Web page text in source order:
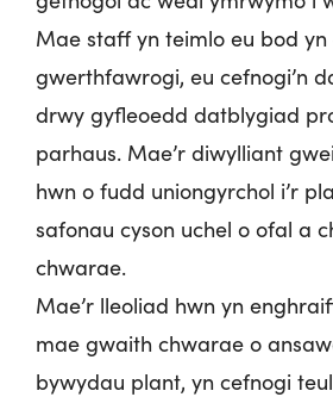
Mae staff yn teimlo eu bod yn
gwerthfawrogi, eu cefnogi’n
drwy gyfleoedd datblygiad
parhaus. Mae’r diwylliant
hwn o fudd uniongyrchol i’r
safonau cyson uchel o ofal a
chwarae.
Mae’r lleoliad hwn yn
mae gwaith chwarae o
bywydau plant, yn cefnogi